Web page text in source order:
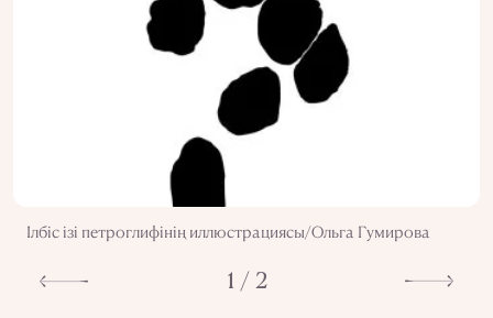
Ілбіс ізі петроглифінің иллюстрациясы/Ольга Гумирова
1 / 2